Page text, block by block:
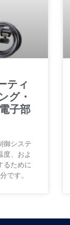
ティ
グ・
子部
御システ
度、およ
るために
です。